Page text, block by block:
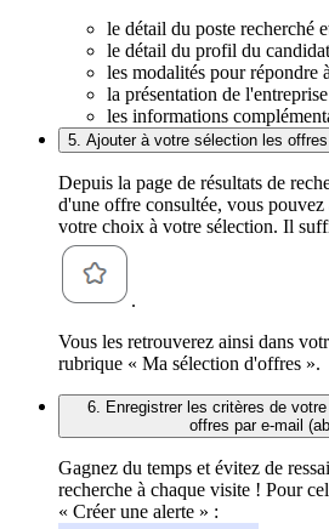
le détail du poste recherché
le détail du profil du
les modalités pour répondre
la présentation de
les informations
5. Ajouter à votre sélection les
Depuis la page de résultats de
d'une offre consultée, vous
votre choix à votre sélection. Il
.
Vous les retrouverez ainsi dans
rubrique « Ma sélection d'offres ».
6. Enregistrer les critères de
offres par e-mail
Gagnez du temps et évitez de
recherche à chaque visite ! Pour
« Créer une alerte » :